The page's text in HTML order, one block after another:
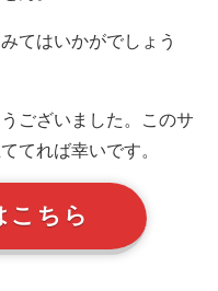
てはいかがでしょう
ございました。このサ
てれば幸いです。
こちら